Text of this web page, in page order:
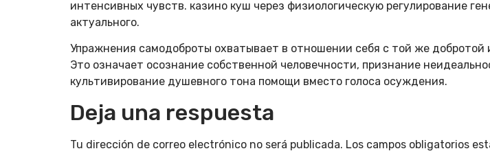
интенсивных чувств. казино куш через физиологическую регулирование
актуального.
Упражнения самодоброты охватывает в отношении себя с той же
Это означает осознание собственной человечности, признание
культивирование душевного тона помощи вместо голоса осуждения.
Deja una respuesta
Tu dirección de correo electrónico no será publicada. Los campos obligatorios